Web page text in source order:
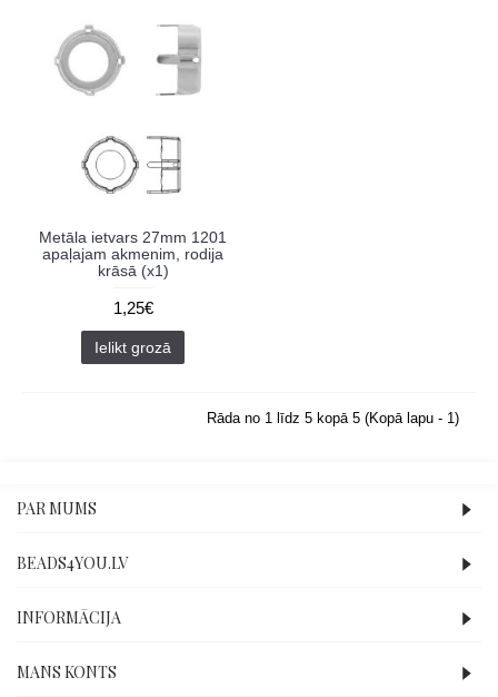
Metāla ietvars 27mm 1201
apaļajam akmenim, rodija
krāsā (x1)
1,25€
Ielikt grozā
Rāda no 1 līdz 5 kopā 5 (Kopā lapu - 1)
PAR MUMS
BEADS4YOU.LV
INFORMĀCIJA
MANS KONTS